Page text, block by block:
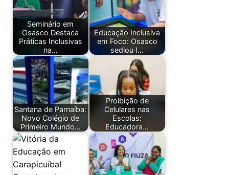
Seminário em
Osasco Destaca
Práticas Inclusivas
na…
Educação Inclusiva
em Foco: Osasco
sediou I…
Santana de Parnaíba:
Novo Colégio de
Primeiro Mundo…
Proibição de
Celulares nas
Escolas:
Educadora…